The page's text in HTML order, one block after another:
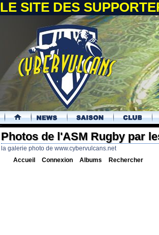
LE SITE DES
.
Photos de l'ASM Rugby par
la galerie photo de www.cybervulcans.net
Accueil Connexion Albums Rechercher